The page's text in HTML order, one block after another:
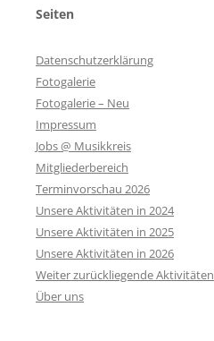
Seiten
Datenschutzerklärung
Fotogalerie
Fotogalerie – Neu
Impressum
Jobs @ Musikkreis
Mitgliederbereich
Terminvorschau 2026
Unsere Aktivitäten in 2024
Unsere Aktivitäten in 2025
Unsere Aktivitäten in 2026
Weiter zurückliegende Aktivitäten
Über uns